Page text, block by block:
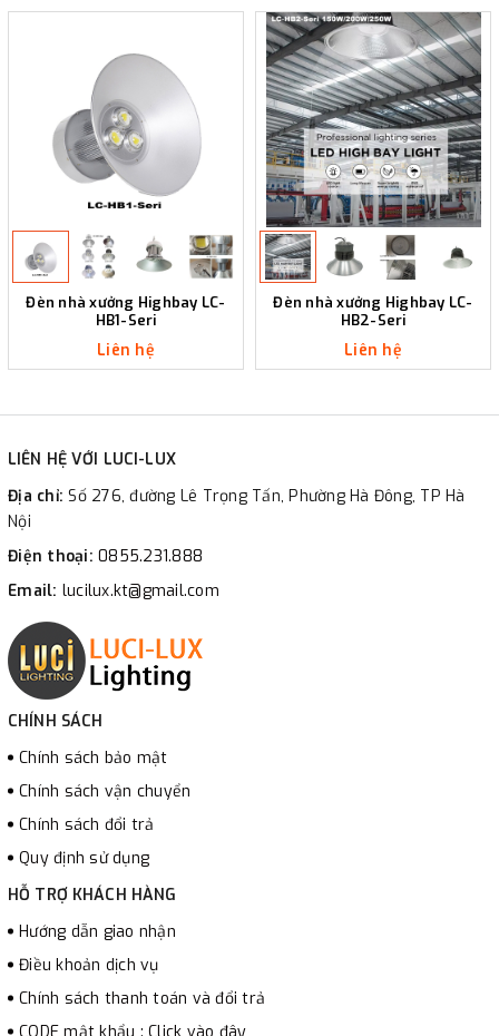
Đèn nhà xưởng Highbay LC-
HB1-Seri
Liên hệ
Đèn nhà xưởng Highbay LC-
HB2-Seri
Liên hệ
LIÊN HỆ VỚI LUCI-LUX
Địa chỉ:Số 276, đường Lê Trọng Tấn, Phường Hà Đông, TP Hà
Nội
Điện thoại: 0855.231.888
Email: lucilux.kt@gmail.com
CHÍNH SÁCH
Chính sách bảo mật
Chính sách vận chuyển
Chính sách đổi trả
Quy định sử dụng
HỖ TRỢ KHÁCH HÀNG
Hướng dẫn giao nhận
Điều khoản dịch vụ
Chính sách thanh toán và đổi trả